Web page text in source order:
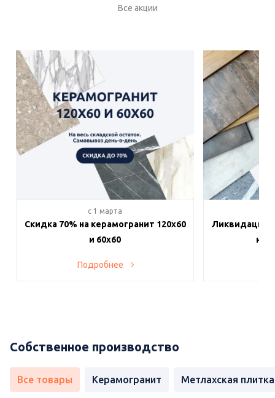
Все акции
c 1 марта
Скидка 70% на керамогранит 120х60
и 60х60
Подробнее
Ликвидация
на
Собственное производство
Все товары Керамогранит Метлахская плитка